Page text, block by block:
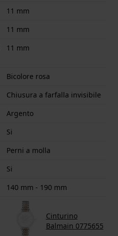
11 mm
11 mm
11 mm
Bicolore rosa
Chiusura a farfalla invisibile
Argento
Si
Perni a molla
Si
140 mm - 190 mm
Cinturino
Balmain 0775655